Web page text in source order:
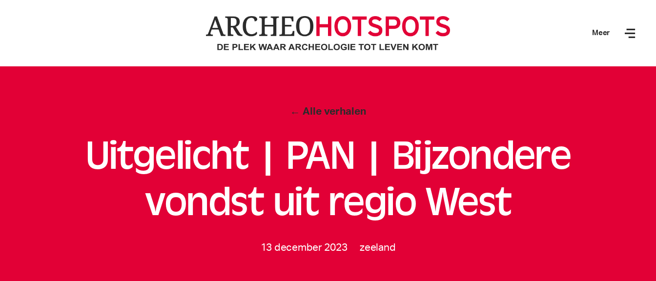
Meer
Categorieën
← Alle verhalen
Uitgelicht | PAN | Bijzondere
vondst uit regio West
13 december 2023 zeeland